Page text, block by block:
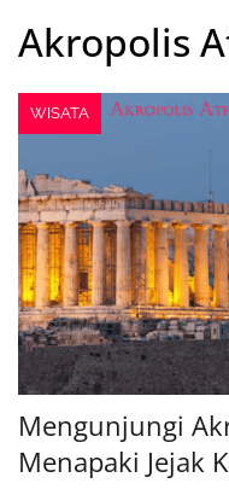
Akropolis
WISATA
Mengunjungi
Menapaki Jejak